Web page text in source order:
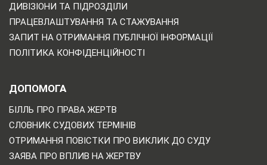
ДИВІЗІОНИ ТА ПІДРОЗДІЛИ
ПРАЦЕВЛАШТУВАННЯ ТА СТАЖУВАННЯ
ЗАПИТ НА ОТРИМАННЯ ПУБЛІЧНОЇ ІНФОРМАЦІЇ
ПОЛІТИКА КОНФІДЕНЦІЙНОСТІ
ДОПОМОГА
БІЛЛЬ ПРО ПРАВА ЖЕРТВ
СЛОВНИК СУДОВИХ ТЕРМІНІВ
ОТРИМАННЯ ПОВІСТКИ ПРО ВИКЛИК ДО СУДУ
ЗАЯВА ПРО ВПЛИВ НА ЖЕРТВУ